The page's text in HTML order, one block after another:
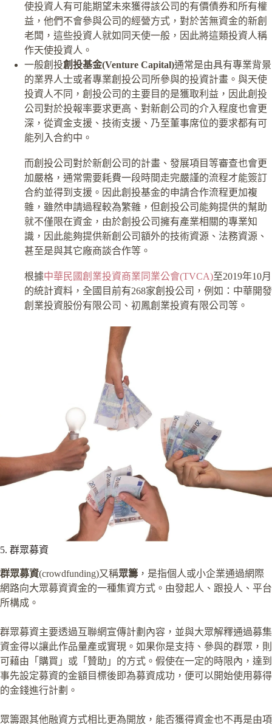
使投資人有可能期望未來獲得該公司的有價債券和所有權
益，他們不會參與公司的經營方式，對於苦無資金的新創
老闆，這些投資人就如同天使一般，因此將這類投資人稱
作天使投資人。
一般創投創投基金(Venture Capital)通常是由具有專業背景
的業界人士或者專業創投公司所參與的投資計畫。與天使
投資人不同，創投公司的主要目的是獲取利益，因此創投
公司對於投報率要求更高、對新創公司的介入程度也會更
深，從資金支援、技術支援、乃至董事席位的要求都有可
能列入合約中。
而創投公司對於新創公司的計畫、發展項目等審查也會更
加嚴格，通常需要耗費一段時間走完嚴謹的流程才能簽訂
合約並得到支援。因此創投基金的申請合作流程更加複
雜，雖然申請過程較為繁雜，但創投公司能夠提供的幫助
就不僅限在資金，由於創投公司擁有產業相關的專業知
識，因此能夠提供新創公司額外的技術資源、法務資源、
甚至是與其它廠商談合作等。
根據中華民國創業投資商業同業公會(TVCA)至2019年10月
的統計資料，全國目前有268家創投公司，例如：中華開發
創業投資股份有限公司、初鳳創業投資有限公司等。
5. 群眾募資
群眾募資(crowdfunding)又稱眾籌 ，是指個人或小企業通過網際
網路向大眾募資資金的一種集資方式。由發起人、跟投人、平台
所構成。
群眾募資主要透過互聯網宣傳計劃內容，並與大眾解釋通過募集
資金得以讓此作品量產或實現。如果你是支持、參與的群眾，則
可藉由「購買」或「贊助」的方式。假使在一定的時限內，達到
事先設定募資的金額目標後即為募資成功，便可以開始使用募得
的金錢進行計劃。
眾籌跟其他融資方式相比更為開放，能否獲得資金也不再是由項